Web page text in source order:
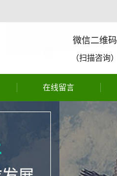
微信二维码
（扫描咨询）
在线留言